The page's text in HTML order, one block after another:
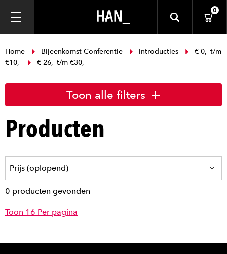
0
Home Bijeenkomst Conferentie introducties
€ 0,- t/m
€10,-
€ 26,- t/m €30,-
Toon alle filters
Producten
0 producten gevonden
Toon 16 Per pagina